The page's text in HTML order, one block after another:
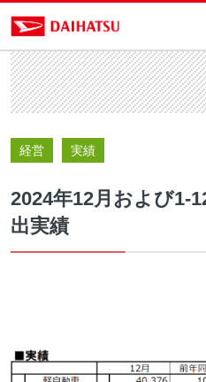
経営 実績
2024年12月および1-
出実績